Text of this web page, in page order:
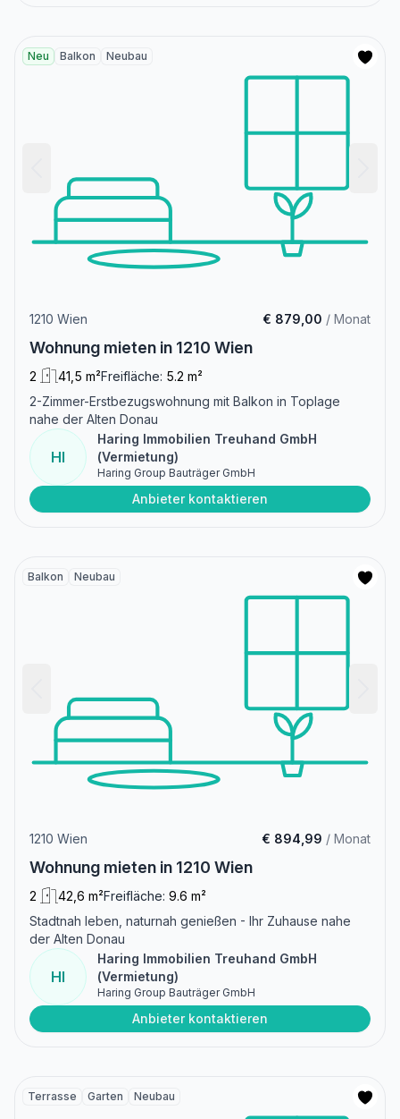
Neu Balkon Neubau
1210 Wien € 879,00 / Monat
Wohnung mieten in 1210 Wien
2 41,5 m²Freifläche: 5.2 m²
2-Zimmer-Erstbezugswohnung mit Balkon in Toplage
nahe der Alten Donau
HI
Haring Immobilien Treuhand GmbH
(Vermietung)
Haring Group Bauträger GmbH
Anbieter kontaktieren
Balkon Neubau
1210 Wien € 894,99 / Monat
Wohnung mieten in 1210 Wien
2 42,6 m²Freifläche: 9.6 m²
Stadtnah leben, naturnah genießen - Ihr Zuhause nahe
der Alten Donau
HI
Haring Immobilien Treuhand GmbH
(Vermietung)
Haring Group Bauträger GmbH
Anbieter kontaktieren
Terrasse Garten Neubau